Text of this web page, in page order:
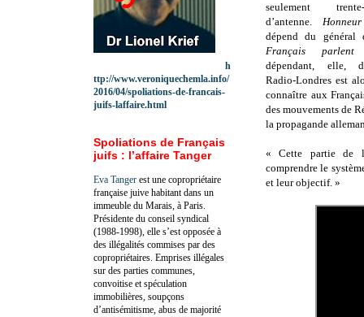
seulement
d’antenne.
dépend du
Français
dépendant, elle,
Radio-Londres est
connaître aux
des mouvements de
la propagande
« Cette partie de
comprendre le
et leur objectif. »
h
ttp://www.veroniquechemla.info/
2016/04/spoliations-de-francais-
juifs-laffaire.html
Spoliations de Français
juifs : l’affaire Tanger
Eva Tanger est une copropriétaire
française juive habitant dans un
immeuble du Marais, à Paris.
Présidente du conseil syndical
(1988-1998), elle s’est opposée à
des illégalités commises par des
copropriétaires. Emprises illégales
sur des parties communes,
convoitise et spéculation
immobilières, soupçons
d’antisémitisme, abus de majorité